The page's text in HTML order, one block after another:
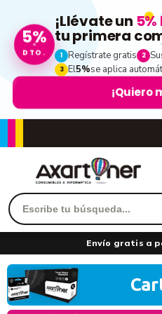
5%
DTO.
¡Llévate un 5%
tu primera
1 Regístrate gratis 2
3 El5%se aplica
¡Quiero
Envío gratis a